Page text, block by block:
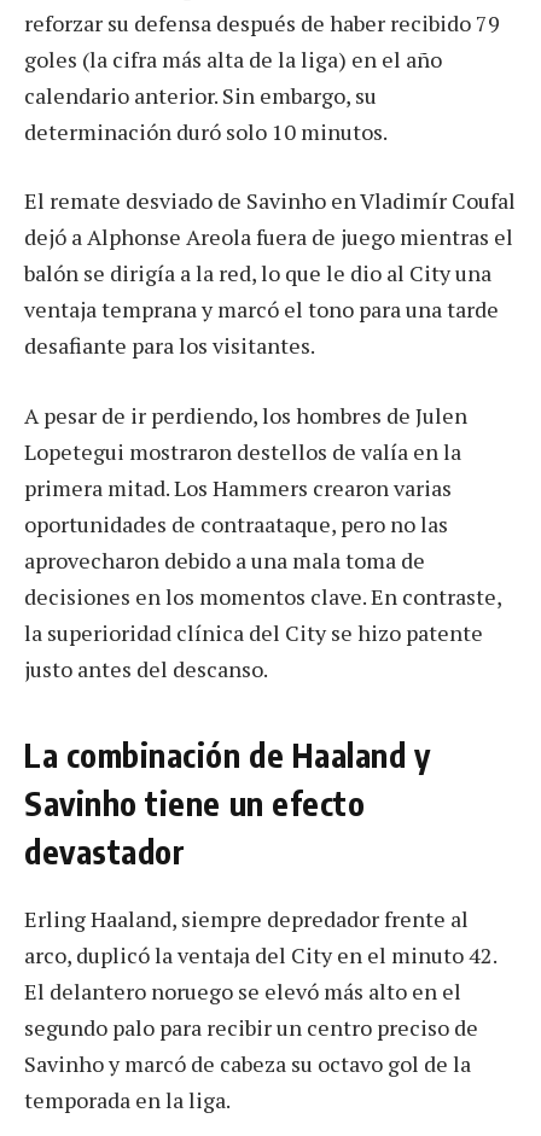
reforzar su defensa después de haber recibido 79
goles (la cifra más alta de la liga) en el año
calendario anterior. Sin embargo, su
determinación duró solo 10 minutos.
El remate desviado de Savinho en Vladimír Coufal
dejó a Alphonse Areola fuera de juego mientras el
balón se dirigía a la red, lo que le dio al City una
ventaja temprana y marcó el tono para una tarde
desafiante para los visitantes.
A pesar de ir perdiendo, los hombres de Julen
Lopetegui mostraron destellos de valía en la
primera mitad. Los Hammers crearon varias
oportunidades de contraataque, pero no las
aprovecharon debido a una mala toma de
decisiones en los momentos clave. En contraste,
la superioridad clínica del City se hizo patente
justo antes del descanso.
La combinación de Haaland y
Savinho tiene un efecto
devastador
Erling Haaland, siempre depredador frente al
arco, duplicó la ventaja del City en el minuto 42.
El delantero noruego se elevó más alto en el
segundo palo para recibir un centro preciso de
Savinho y marcó de cabeza su octavo gol de la
temporada en la liga.